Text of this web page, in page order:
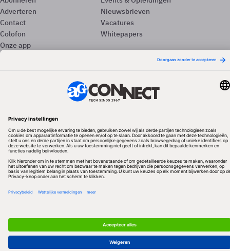
Adverteren
Contact
Colofon
Onze app
Nieuwsbrieven
Vacatures
Whitepapers
Redactionele partner
Algemene Voorwaarden & Copyrights